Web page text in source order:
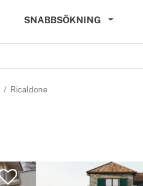
SNABBSÖKNING
Ricaldone